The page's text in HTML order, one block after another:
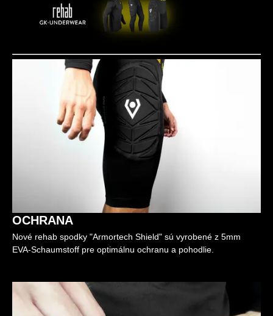
OCHRANA
Nové rehab spodky "Armortech Shield" sú vyrobené z 5mm
EVA-Schaumstoff pre optimálnu ochranu a pohodlie.